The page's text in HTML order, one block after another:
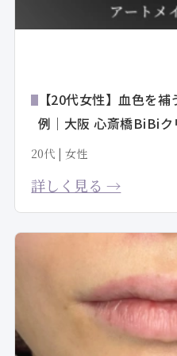
【20代女性】血色を補
例｜大阪 心斎橋BiBiク
20代 | 女性
詳しく見る →